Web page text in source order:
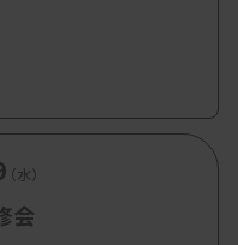
検討
育研修、生涯教育を
（水）
会